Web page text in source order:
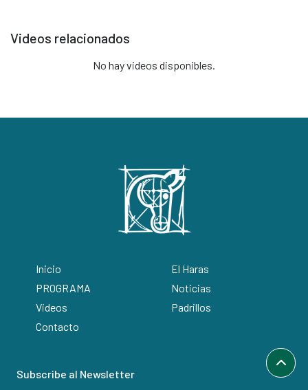
Videos relacionados
No hay videos disponibles.
Inicio
El Haras
PROGRAMA
Noticias
Videos
Padrillos
Contacto
Subscribe al Newsletter